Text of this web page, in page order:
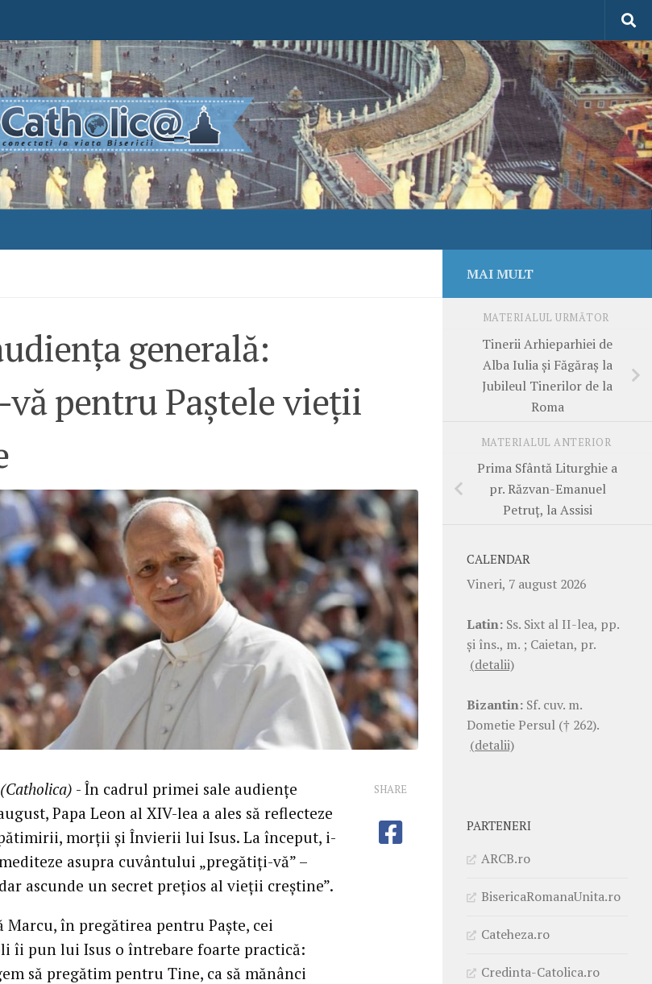
generală:
pentru Paștele vieții
- În cadrul primei sale audiențe
Papa Leon al XIV-lea a ales să reflecteze
morții și Învierii lui Isus. La început, i-
asupra cuvântului „pregătiți-vă” –
ascunde un secret prețios al vieții creștine”.
Marcu, în pregătirea pentru Paște, cei
îi pun lui Isus o întrebare foarte practică:
să pregătim pentru Tine, ca să mănânci
SHARE
MAI MULT
MATERIALUL URMĂTOR
Tinerii Arhieparhiei de
Alba Iulia și Făgăraș la
Jubileul Tinerilor de la
Roma
MATERIALUL ANTERIOR
Prima Sfântă Liturghie a
pr. Răzvan-Emanuel
Petruț, la Assisi
CALENDAR
Vineri, 7 august 2026
Latin: Ss. Sixt al II-lea, pp.
şi îns., m. ; Caietan, pr.
(detalii)
Bizantin: Sf. cuv. m.
Dometie Persul († 262).
(detalii)
PARTENERI
ARCB.ro
BisericaRomanaUnita.ro
Cateheza.ro
Credinta-Catolica.ro